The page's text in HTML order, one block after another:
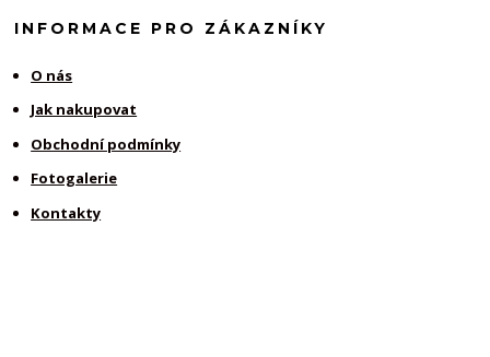
INFORMACE PRO ZÁKAZNÍKY
O nás
Jak nakupovat
Obchodní podmínky
Fotogalerie
Kontakty